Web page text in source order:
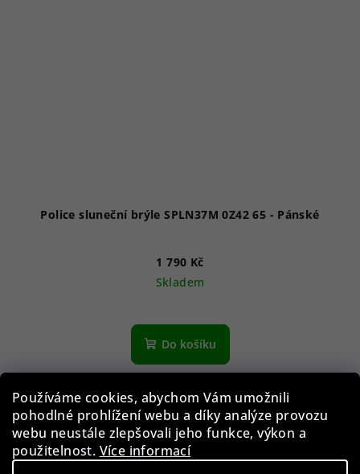
Používáme cookies, abychom Vám umožnili
pohodlné prohlížení webu a díky analýze provozu
webu neustále zlepšovali jeho funkce, výkon a
použitelnost. Více informací
Police sluneční brýle SPLN37M 0Z42 65 - Pánské
1 790 Kč
Skladem
Do košíku
Akce